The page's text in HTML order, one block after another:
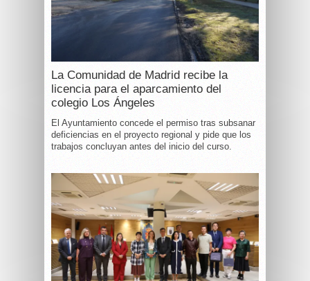
La Comunidad de Madrid recibe la
licencia para el aparcamiento del
colegio Los Ángeles
El Ayuntamiento concede el permiso tras subsanar
deficiencias en el proyecto regional y pide que los
trabajos concluyan antes del inicio del curso.